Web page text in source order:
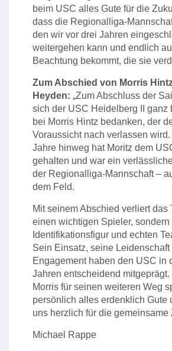
beim USC alles Gute für die
dass die Regionalliga-
den wir vor drei Jahren
weitergehen kann und endlich
Beachtung bekommt, die sie
Zum Abschied von Morris
Heyden: „Zum Abschluss der
sich der USC Heidelberg II ganz
bei Morris Hintz bedanken, der
Voraussicht nach verlassen
Jahre hinweg hat Moritz dem
gehalten und war ein
der Regionalliga-Mannschaft –
dem Feld.
Mit seinem Abschied verliert das
einen wichtigen Spieler,
Identifikationsfigur und echten
Sein Einsatz, seine Leidenschaft
Engagement haben den USC in
Jahren entscheidend
Morris für seinen weiteren Weg
persönlich alles erdenklich Gute
uns herzlich für die gemeinsame
Michael Rappe